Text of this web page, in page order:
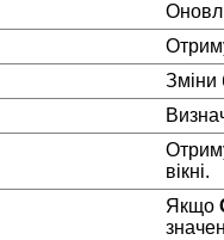
Зміни
вікні.
Якщо